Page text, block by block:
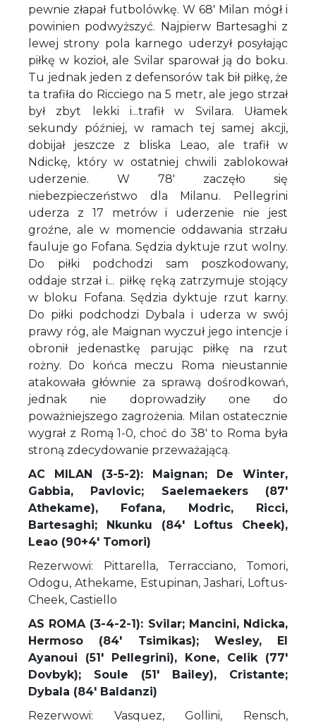
pewnie złapał futbolówkę. W 68' Milan mógł i
powinien podwyższyć. Najpierw Bartesaghi z
lewej strony pola karnego uderzył posyłając
piłkę w kozioł, ale Svilar sparował ją do boku.
Tu jednak jeden z defensorów tak bił piłkę, że
ta trafiła do Ricciego na 5 metr, ale jego strzał
był zbyt lekki i...trafił w Svilara. Ułamek
sekundy później, w ramach tej samej akcji,
dobijał jeszcze z bliska Leao, ale trafił w
Ndickę, który w ostatniej chwili zablokował
uderzenie. W 78' zaczęło się
niebezpieczeństwo dla Milanu. Pellegrini
uderza z 17 metrów i uderzenie nie jest
groźne, ale w momencie oddawania strzału
fauluje go Fofana. Sędzia dyktuje rzut wolny.
Do piłki podchodzi sam poszkodowany,
oddaje strzał i... piłkę ręką zatrzymuje stojący
w bloku Fofana. Sędzia dyktuje rzut karny.
Do piłki podchodzi Dybala i uderza w swój
prawy róg, ale Maignan wyczuł jego intencje i
obronił jedenastkę parując piłkę na rzut
rożny. Do końca meczu Roma nieustannie
atakowała głównie za sprawą dośrodkowań,
jednak nie doprowadziły one do
poważniejszego zagrożenia. Milan ostatecznie
wygrał z Romą 1-0, choć do 38' to Roma była
stroną zdecydowanie przeważającą.
AC MILAN (3-5-2): Maignan; De Winter,
Gabbia, Pavlovic; Saelemaekers (87'
Athekame), Fofana, Modric, Ricci,
Bartesaghi; Nkunku (84' Loftus Cheek),
Leao (90+4' Tomori)
Rezerwowi: Pittarella, Terracciano, Tomori,
Odogu, Athekame, Estupinan, Jashari, Loftus-
Cheek, Castiello
AS ROMA (3-4-2-1): Svilar; Mancini, Ndicka,
Hermoso (84' Tsimikas); Wesley, El
Ayanoui (51' Pellegrini), Kone, Celik (77'
Dovbyk); Soule (51' Bailey), Cristante;
Dybala (84' Baldanzi)
Rezerwowi: Vasquez, Gollini, Rensch,